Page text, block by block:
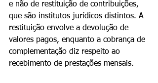
e não de restituição de contribuições,
que são institutos jurídicos distintos. A
restituição envolve a devolução de
valores pagos, enquanto a cobrança de
complementação diz respeito ao
recebimento de prestações mensais.